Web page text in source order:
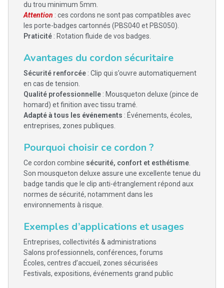
du trou minimum 5mm.
Attention : ces cordons ne sont pas compatibles avec
les porte-badges cartonnés (PBS040 et PBS050).
Praticité : Rotation fluide de vos badges.
Avantages du cordon sécuritaire
Sécurité renforcée : Clip qui s’ouvre automatiquement
en cas de tension.
Qualité professionnelle : Mousqueton deluxe (pince de
homard) et finition avec tissu tramé.
Adapté à tous les événements : Événements, écoles,
entreprises, zones publiques.
Pourquoi choisir ce cordon ?
Ce cordon combine sécurité, confort et esthétisme
Son mousqueton deluxe assure une excellente tenue du
badge tandis que le clip anti-étranglement répond aux
normes de sécurité, notamment dans les
environnements à risque.
Exemples d’applications et usages
Entreprises, collectivités & administrations
Salons professionnels, conférences, forums
Écoles, centres d’accueil, zones sécurisées
Festivals, expositions, événements grand public